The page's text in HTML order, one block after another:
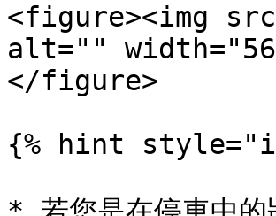
<figure><img
alt=""
</figure>
{% hint